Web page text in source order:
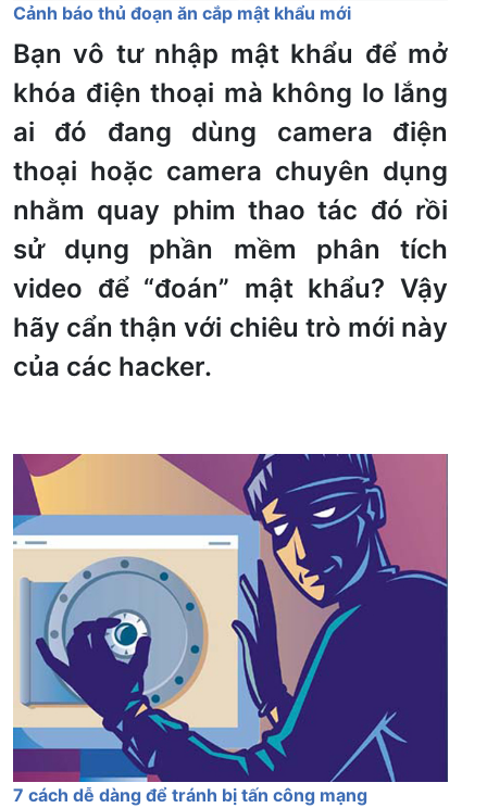
Cảnh báo thủ đoạn ăn cắp mật khẩu mới
Bạn vô tư nhập mật khẩu để mở
khóa điện thoại mà không lo lắng
ai đó đang dùng camera điện
thoại hoặc camera chuyên dụng
nhằm quay phim thao tác đó rồi
sử dụng phần mềm phân tích
video để “đoán” mật khẩu? Vậy
hãy cẩn thận với chiêu trò mới này
của các hacker.
7 cách dễ dàng để tránh bị tấn công mạng